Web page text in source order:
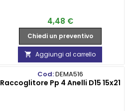
Prezzo
4,48 €
Chiedi un preventivo
 Aggiungi al carrello
Cod:DEMA516
Raccoglitore Pp 4 Anelli D15 15x21